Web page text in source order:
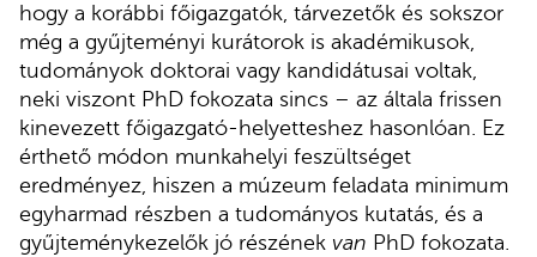
hogy a korábbi főigazgatók, tárvezetők és sokszor
még a gyűjteményi kurátorok is akadémikusok,
tudományok doktorai vagy kandidátusai voltak,
neki viszont PhD fokozata sincs – az általa frissen
kinevezett főigazgató-helyetteshez hasonlóan. Ez
érthető módon munkahelyi feszültséget
eredményez, hiszen a múzeum feladata minimum
egyharmad részben a tudományos kutatás, és a
gyűjteménykezelők jó részének van PhD fokozata.